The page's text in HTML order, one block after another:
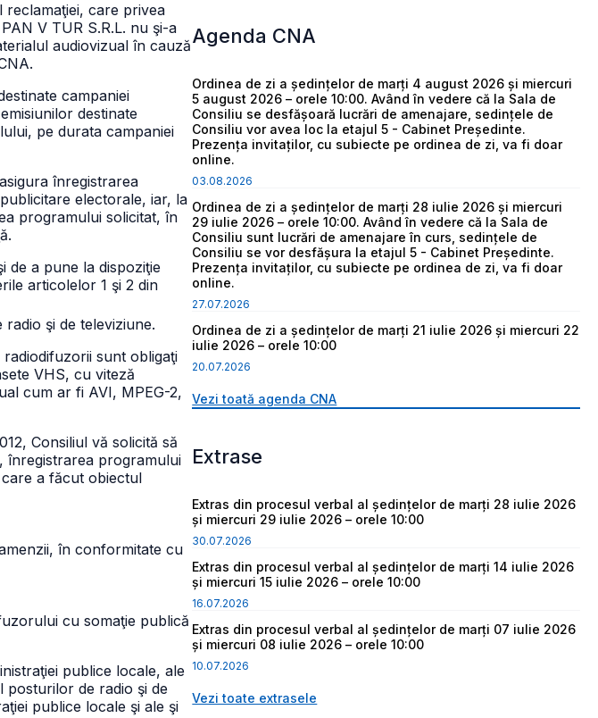
care privea
V TUR S.R.L. nu şi-a
audiovizual în cauză
campaniei
destinate
pe durata campaniei
înregistrarea
electorale, iar, la
programului solicitat, în
de a pune la dispoziţie
articolelor 1 şi 2 din
şi de televiziune.
sunt obligaţi
VHS, cu viteză
cum ar fi AVI, MPEG-2,
Consiliul vă solicită să
înregistrarea programului
a făcut obiectul
în conformitate cu
cu somaţie publică
publice locale, ale
posturilor de radio şi de
publice locale şi ale şi
Agenda CNA
Ordinea de zi a ședințelor de marți 4 august 2026 și miercuri
5 august 2026 – orele 10:00. Având în vedere că la Sala de
Consiliu se desfășoară lucrări de amenajare, sedințele de
Consiliu vor avea loc la etajul 5 - Cabinet Președinte.
Prezența invitaților, cu subiecte pe ordinea de zi, va fi doar
online.
03.08.2026
Ordinea de zi a ședințelor de marți 28 iulie 2026 și miercuri
29 iulie 2026 – orele 10:00. Având în vedere că la Sala de
Consiliu sunt lucrări de amenajare în curs, sedințele de
Consiliu se vor desfășura la etajul 5 - Cabinet Președinte.
Prezența invitaților, cu subiecte pe ordinea de zi, va fi doar
online.
27.07.2026
Ordinea de zi a ședințelor de marți 21 iulie 2026 și miercuri 22
iulie 2026 – orele 10:00
20.07.2026
Vezi toată agenda CNA
Extrase
Extras din procesul verbal al ședințelor de marți 28 iulie 2026
și miercuri 29 iulie 2026 – orele 10:00
30.07.2026
Extras din procesul verbal al ședințelor de marți 14 iulie 2026
și miercuri 15 iulie 2026 – orele 10:00
16.07.2026
Extras din procesul verbal al ședințelor de marți 07 iulie 2026
și miercuri 08 iulie 2026 – orele 10:00
10.07.2026
Vezi toate extrasele